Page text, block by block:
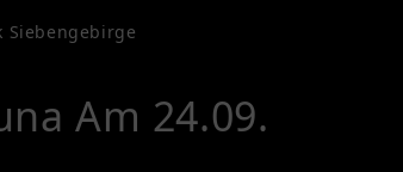
Siebengebirge
Am 24.09.